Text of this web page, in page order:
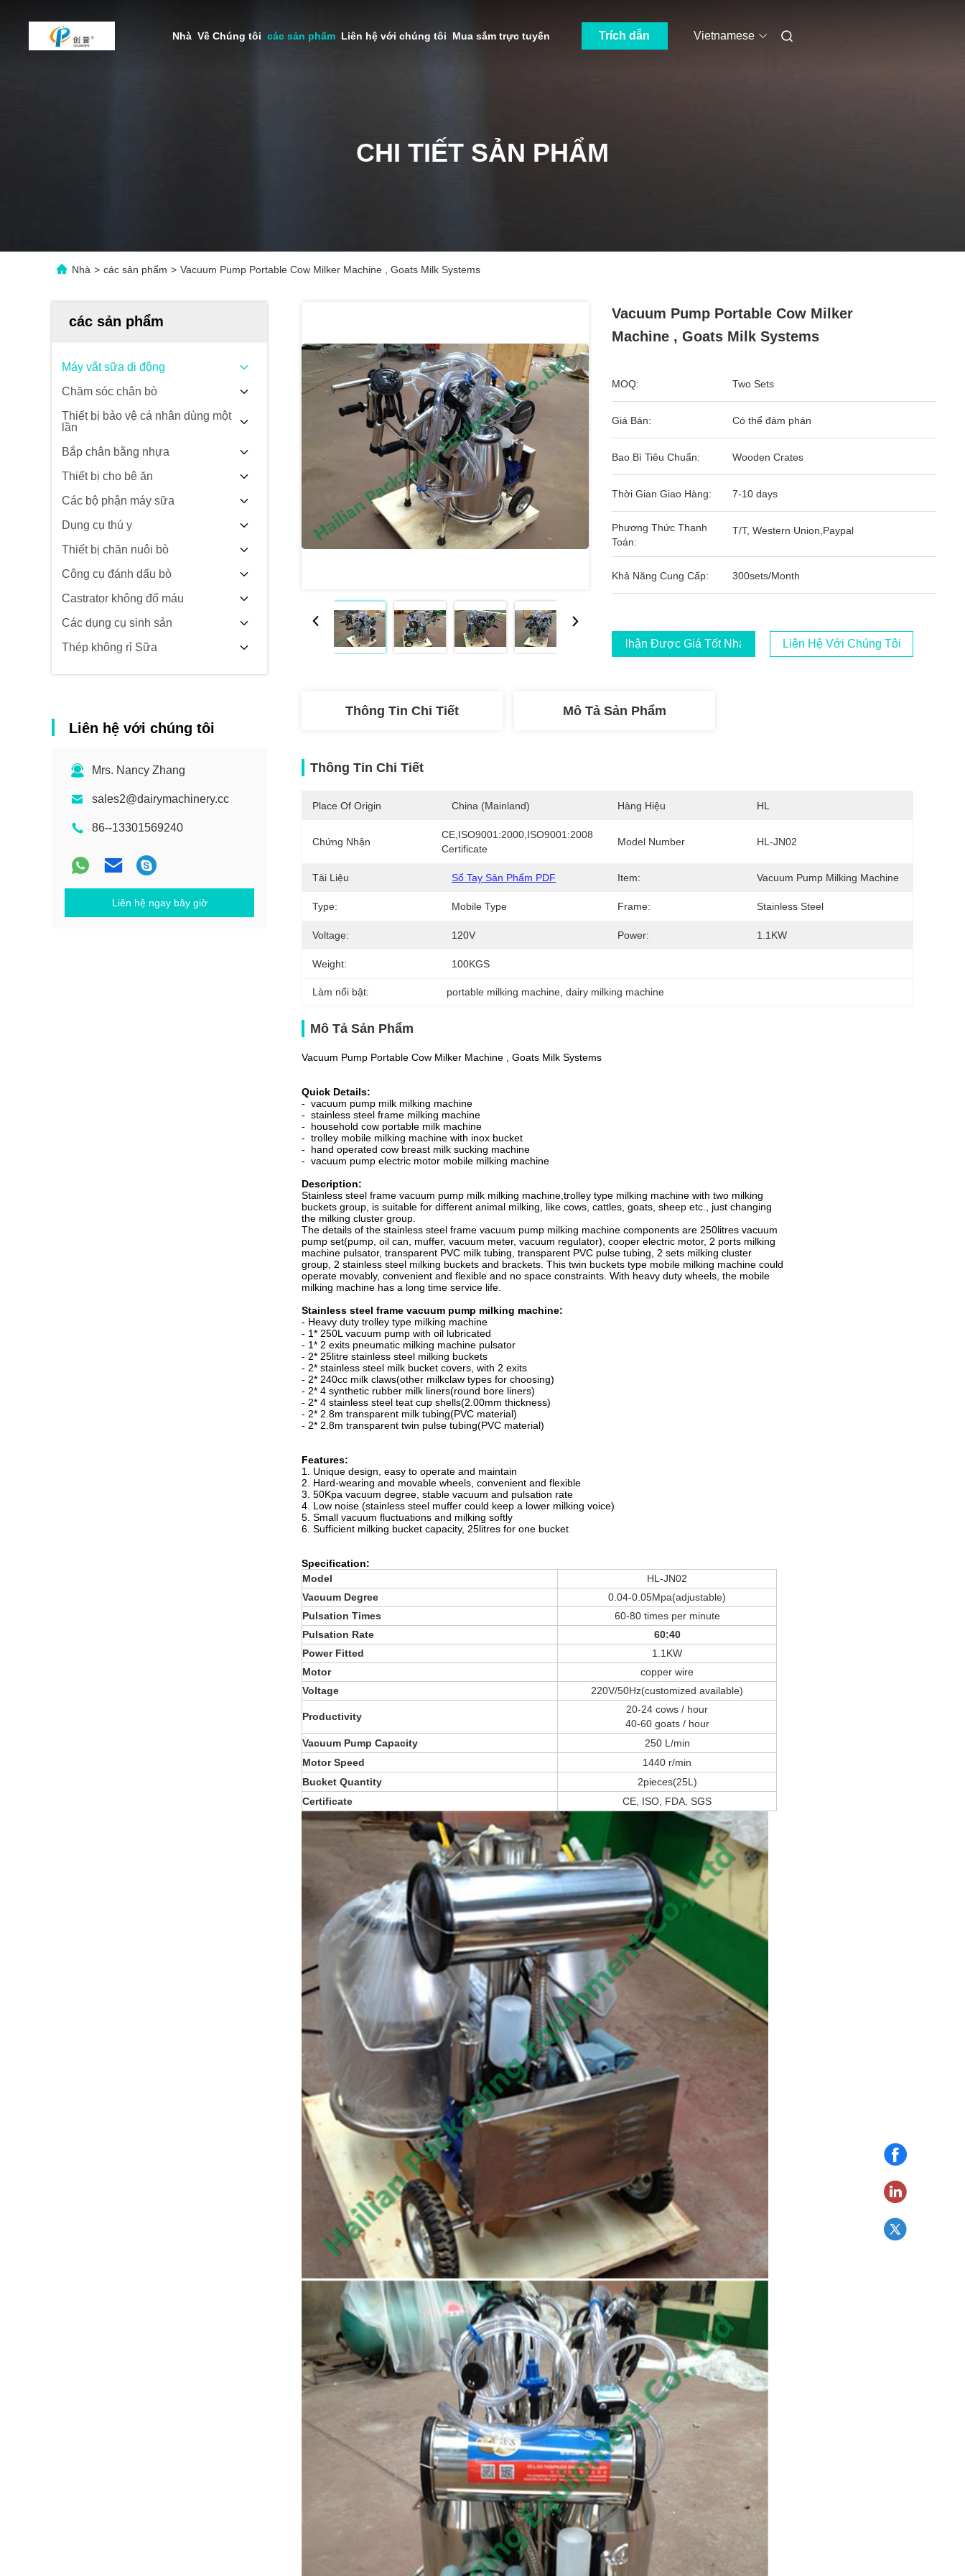
Nhà Về Chúng tôi các sản phẩm Liên hệ với chúng tôi Mua sắm trực tuyến Trích dẫn Vietnamese
CHI TIẾT SẢN PHẨM
Nhà > các sản phẩm > Vacuum Pump Portable Cow Milker Machine , Goats Milk Systems
các sản phẩm
Máy vắt sữa di động
Chăm sóc chân bò
Thiết bị bảo vệ cá nhân dùng một
lần
Bắp chân bằng nhựa
Thiết bị cho bê ăn
Các bộ phận máy sữa
Dụng cụ thú y
Thiết bị chăn nuôi bò
Công cụ đánh dấu bò
Castrator không đổ máu
Các dụng cụ sinh sản
Thép không rỉ Sữa
Liên hệ với chúng tôi
Mrs. Nancy Zhang
sales2@dairymachinery.cc
86--13301569240
Liên hệ ngay bây giờ
Vacuum Pump Portable Cow Milker
Machine , Goats Milk Systems
MOQ: Two Sets
Giá Bán: Có thể đàm phán
Bao Bì Tiêu Chuẩn: Wooden Crates
Thời Gian Giao Hàng: 7-10 days
Phương Thức Thanh
Toán:
T/T, Western Union,Paypal
Khả Năng Cung Cấp: 300sets/Month
Nhận Được Giá Tốt Nhất Liên Hệ Với Chúng Tôi
Thông Tin Chi Tiết Mô Tả Sản Phẩm
Thông Tin Chi Tiết
Place Of Origin China (Mainland) Hàng Hiệu HL
Chứng Nhận
CE,ISO9001:2000,ISO9001:2008
Certificate
Model Number HL-JN02
Tài Liệu Sổ Tay Sản Phẩm PDF Item: Vacuum Pump Milking Machine
Type: Mobile Type Frame: Stainless Steel
Voltage: 120V Power: 1.1KW
Weight: 100KGS
Làm nổi bật: portable milking machine , dairy milking machine
Mô Tả Sản Phẩm
Vacuum Pump Portable Cow Milker Machine , Goats Milk Systems
Quick Details:
- vacuum pump milk milking machine
- stainless steel frame milking machine
- household cow portable milk machine
- trolley mobile milking machine with inox bucket
- hand operated cow breast milk sucking machine
- vacuum pump electric motor mobile milking machine
Description:
Stainless steel frame vacuum pump milk milking machine,trolley type milking machine with two milking
buckets group, is suitable for different animal milking, like cows, cattles, goats, sheep etc., just changing
the milking cluster group.
The details of the stainless steel frame vacuum pump milking machine components are 250litres vacuum
pump set(pump, oil can, muffer, vacuum meter, vacuum regulator), cooper electric motor, 2 ports milking
machine pulsator, transparent PVC milk tubing, transparent PVC pulse tubing, 2 sets milking cluster
group, 2 stainless steel milking buckets and brackets. This twin buckets type mobile milking machine could
operate movably, convenient and flexible and no space constraints. With heavy duty wheels, the mobile
milking machine has a long time service life.
Stainless steel frame vacuum pump milking machine:
- Heavy duty trolley type milking machine
- 1* 250L vacuum pump with oil lubricated
- 1* 2 exits pneumatic milking machine pulsator
- 2* 25litre stainless steel milking buckets
- 2* stainless steel milk bucket covers, with 2 exits
- 2* 240cc milk claws(other milkclaw types for choosing)
- 2* 4 synthetic rubber milk liners(round bore liners)
- 2* 4 stainless steel teat cup shells(2.00mm thickness)
- 2* 2.8m transparent milk tubing(PVC material)
- 2* 2.8m transparent twin pulse tubing(PVC material)
Features:
1. Unique design, easy to operate and maintain
2. Hard-wearing and movable wheels, convenient and flexible
3. 50Kpa vacuum degree, stable vacuum and pulsation rate
4. Low noise (stainless steel muffer could keep a lower milking voice)
5. Small vacuum fluctuations and milking softly
6. Sufficient milking bucket capacity, 25litres for one bucket
Specification:
Model
HL-JN02
Vacuum Degree
0.04-0.05Mpa(adjustable)
Pulsation Times
60-80 times per minute
Pulsation Rate
60:40
Power Fitted
1.1KW
Motor
copper wire
Voltage
220V/50Hz(customized available)
Productivity
20-24 cows / hour
40-60 goats / hour
Vacuum Pump Capacity
250 L/min
Motor Speed
1440 r/min
Bucket Quantity
2pieces(25L)
Certificate
CE, ISO, FDA, SGS